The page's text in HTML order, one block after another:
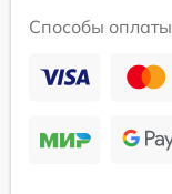
Способы оплаты